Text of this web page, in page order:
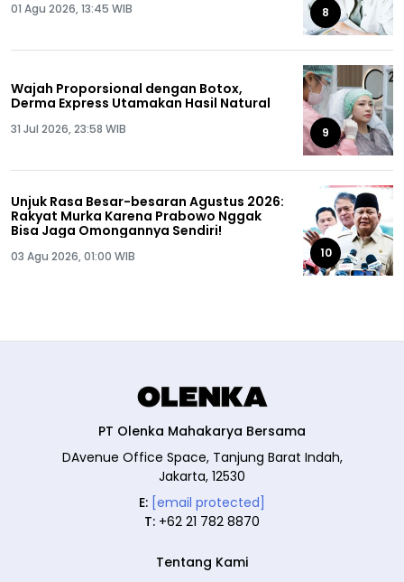
01 Agu 2026, 13:45 WIB 8
Wajah Proporsional dengan Botox,
Derma Express Utamakan Hasil Natural
31 Jul 2026, 23:58 WIB 9
Unjuk Rasa Besar-besaran Agustus 2026:
Rakyat Murka Karena Prabowo Nggak
Bisa Jaga Omongannya Sendiri!
03 Agu 2026, 01:00 WIB 10
PT Olenka Mahakarya Bersama
DAvenue Office Space, Tanjung Barat Indah,
Jakarta, 12530
E: [email protected]
T: +62 21 782 8870
Tentang Kami